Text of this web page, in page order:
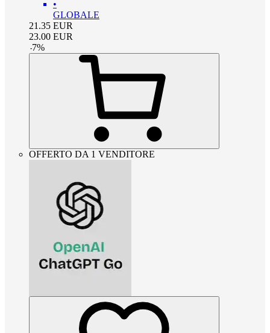
•
GLOBALE
21.35 EUR
23.00 EUR
-7%
OFFERTO DA 1 VENDITORE